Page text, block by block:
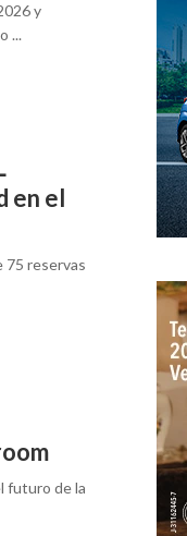
y
...
en el
75 reservas
futuro de la